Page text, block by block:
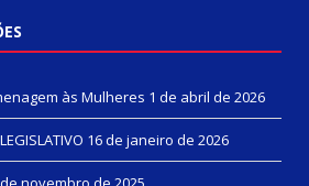
às Mulheres 1 de abril de 2026
16 de janeiro de 2026